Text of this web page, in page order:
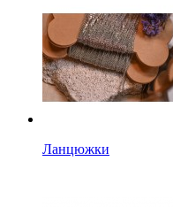
Ланцюжки